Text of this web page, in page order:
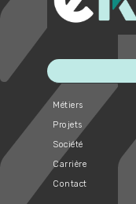
Métiers
Projets
Société
Carrière
Contact